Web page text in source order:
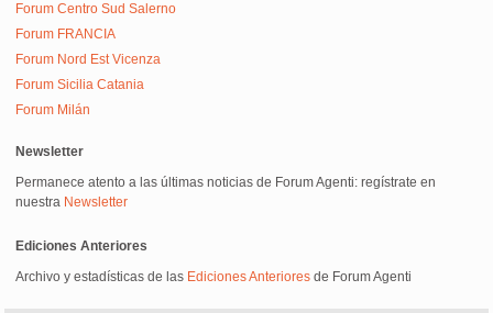
Forum Centro Sud Salerno
Forum FRANCIA
Forum Nord Est Vicenza
Forum Sicilia Catania
Forum Milán
Newsletter
Permanece atento a las últimas noticias de Forum Agenti: regístrate en
nuestra Newsletter
Ediciones Anteriores
Archivo y estadísticas de las Ediciones Anteriores de Forum Agenti